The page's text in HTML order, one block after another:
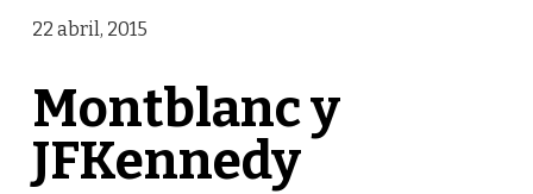
22 abril, 2015
Montblanc y
JFKennedy